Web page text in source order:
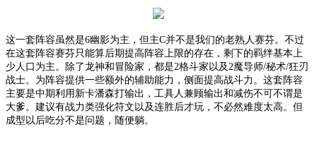
这一套阵容虽然是6幽影为主，但主C并不是我们的老熟人赛芬。不过
在这套阵容赛芬只能算后期提高阵容上限的存在，剩下的羁绊基本上
少人口为主。除了龙神和冒险家，都是2格斗家以及2魔导师/秘术/狂刃
战士。为阵容提供一些额外的辅助能力，侧面提高战斗力。这套阵容
主要是中期利用新卡潘森打输出，工具人兼顾输出和减伤不可不谓是
大爹。建议有战力类强化符文以及连胜后才玩，不必然难度太高。但
成型以后吃分不是问题，随便躺。